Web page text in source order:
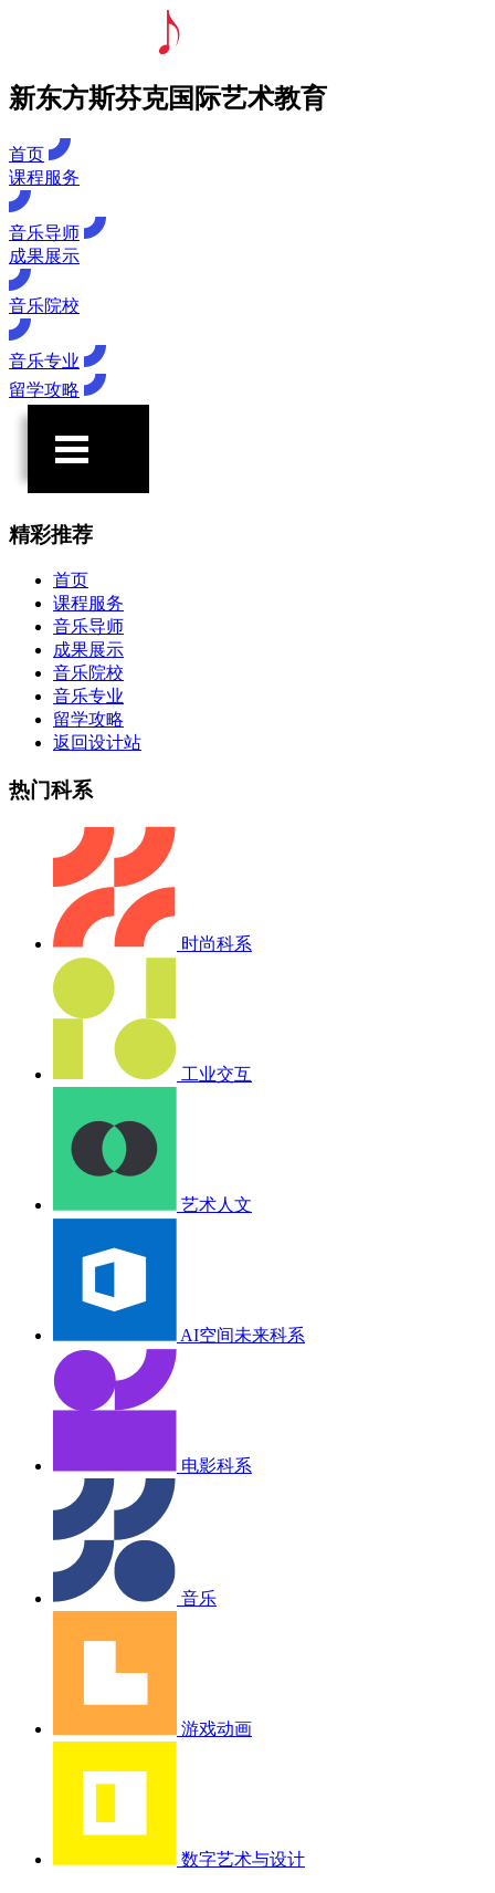
新东方斯芬克国际艺术教育
首页
课程服务
音乐导师
成果展示
音乐院校
音乐专业
留学攻略
精彩推荐
首页
课程服务
音乐导师
成果展示
音乐院校
音乐专业
留学攻略
返回设计站
热门科系
时尚科系
工业交互
艺术人文
AI空间未来科系
电影科系
音乐
游戏动画
数字艺术与设计